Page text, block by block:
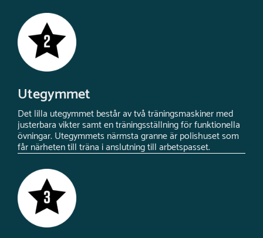
Utegymmet
Det lilla utegymmet består av två träningsmaskiner med
justerbara vikter samt en träningsställning för funktionella
övningar. Utegymmets närmsta granne är polishuset som
får närheten till träna i anslutning till arbetspasset.